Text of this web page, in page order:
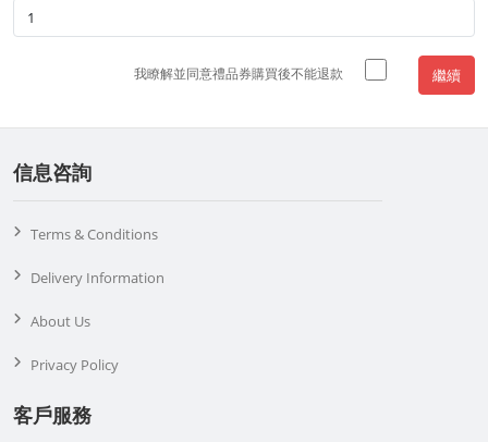
我瞭解並同意禮品券購買後不能退款 繼續
信息咨詢
Terms & Conditions
Delivery Information
About Us
Privacy Policy
客戶服務